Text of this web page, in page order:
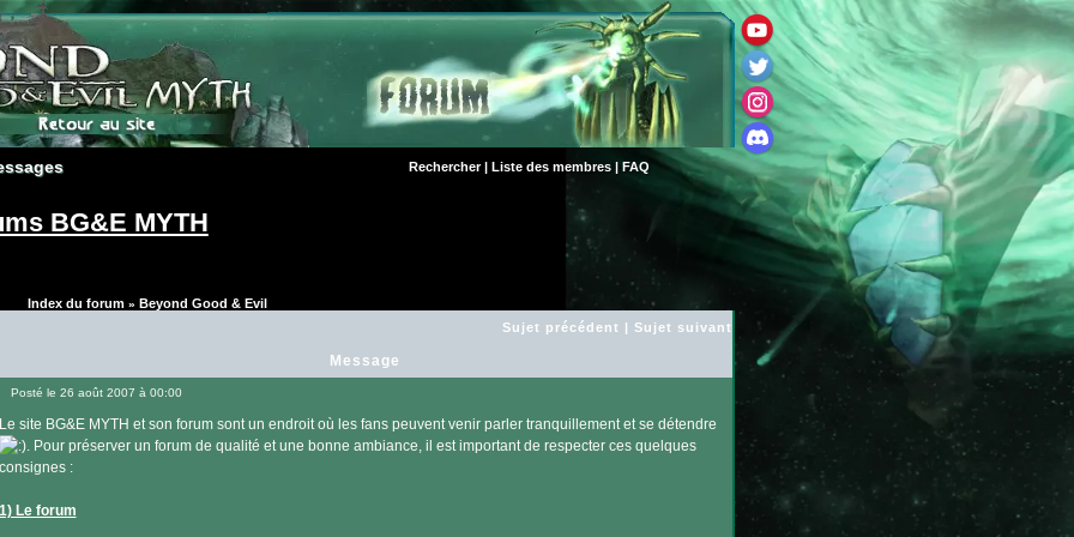
Rechercher| Liste des membres| FAQ
BG&E MYTH
Index du forum» Beyond Good & Evil
Sujet précédent | Sujet suivant
Message
Posté le 26 août 2007 à 00:00
Le site BG&E MYTH et son forum sont un endroit où les fans peuvent venir parler tranquillement et se détendre
. Pour préserver un forum de qualité et une bonne ambiance, il est important de respecter ces quelques
consignes :
1) Le forum